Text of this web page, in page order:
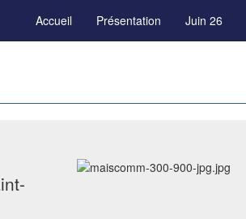
Accueil Présentation Juin 26